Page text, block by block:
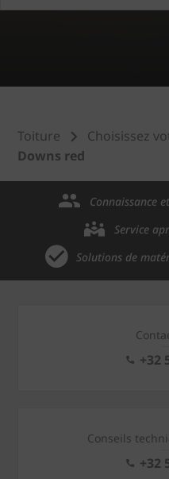
Toiture Choisissez
Downs red
Connaissance
Service
Solutions de
+32
Conseils
+32